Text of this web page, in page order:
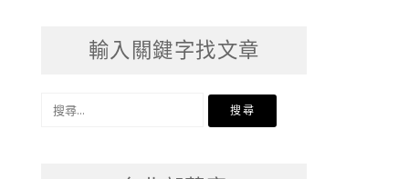
輸入關鍵字找文章
搜